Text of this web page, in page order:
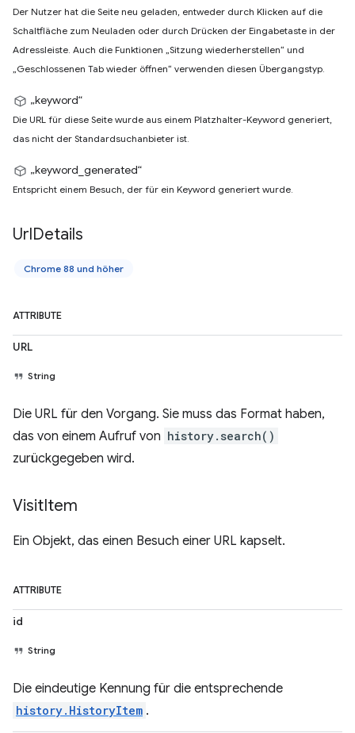
Der Nutzer hat die Seite neu geladen, entweder durch Klicken auf die
Schaltfläche zum Neuladen oder durch Drücken der Eingabetaste in der
Adressleiste. Auch die Funktionen „Sitzung wiederherstellen“ und
„Geschlossenen Tab wieder öffnen“ verwenden diesen Übergangstyp.
„keyword“
Die URL für diese Seite wurde aus einem Platzhalter-Keyword generiert,
das nicht der Standardsuchanbieter ist.
„keyword_generated“
Entspricht einem Besuch, der für ein Keyword generiert wurde.
UrlDetails
Chrome 88 und höher
ATTRIBUTE
URL
String
Die URL für den Vorgang. Sie muss das Format haben,
das von einem Aufruf von history.search()
zurückgegeben wird.
VisitItem
Ein Objekt, das einen Besuch einer URL kapselt.
ATTRIBUTE
id
String
Die eindeutige Kennung für die entsprechende
history.HistoryItem .